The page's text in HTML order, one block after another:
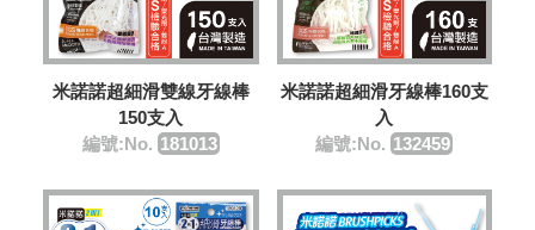
米諾諾超細滑雙線牙線棒
150支入
編號:No. 181013
米諾諾超細滑牙線棒160支
入
編號:No. 132459